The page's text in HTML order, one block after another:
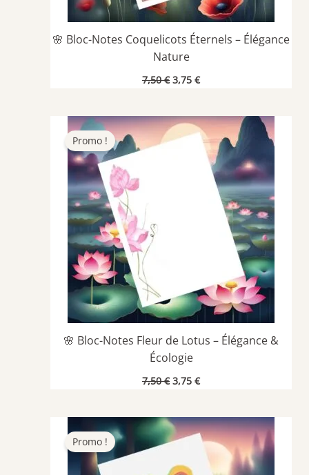
🌸 Bloc-Notes Coquelicots Éternels – Élégance
Nature
7,50€ Le
prix
était :
7,50 €.
3,75 €Le
est :
3,75 €.
Promo !
🌸 Bloc-Notes Fleur de Lotus – Élégance &
Écologie
7,50€ Le
prix
était :
7,50 €.
3,75 €Le
est :
3,75 €.
Promo !